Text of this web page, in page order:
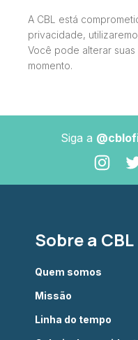
A CBL está
privacidade,
Você pode alterar
momento.
Siga a
Sobre a CBL
Quem somos
Missão
Linha do tempo